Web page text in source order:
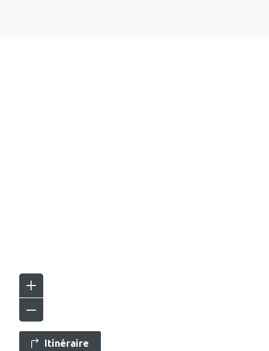
Itinéraire